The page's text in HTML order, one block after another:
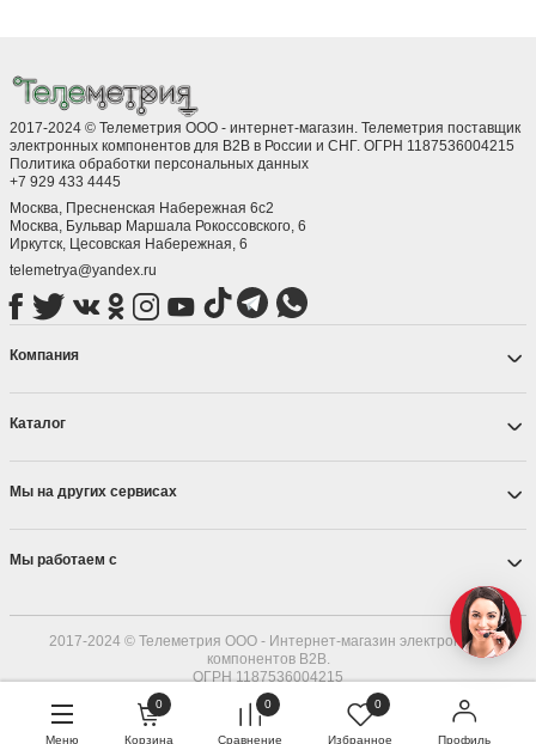
2017-2024 © Телеметрия ООО - интернет-магазин. Телеметрия поставщик
электронных компонентов для B2B в России и СНГ. ОГРН 1187536004215
Политика обработки персональных данных
+7 929 433 4445
Москва, Пресненская Набережная 6с2
Москва, ​Бульвар Маршала Рокоссовского, 6
Иркутск, ​Цесовская Набережная, 6
telemetrya@yandex.ru
Компания
Каталог
Мы на других сервисах
Мы работаем с
2017-2024 © Телеметрия ООО - Интернет-магазин электронных
компонентов B2B.
ОГРН 1187536004215
Меню
0
Корзина
0
Сравнение
0
Избранное Профиль